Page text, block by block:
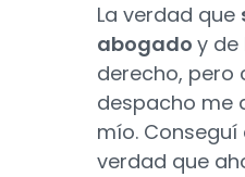
La verdad que
abogado y de
derecho, pero
despacho me
mío.
verdad que